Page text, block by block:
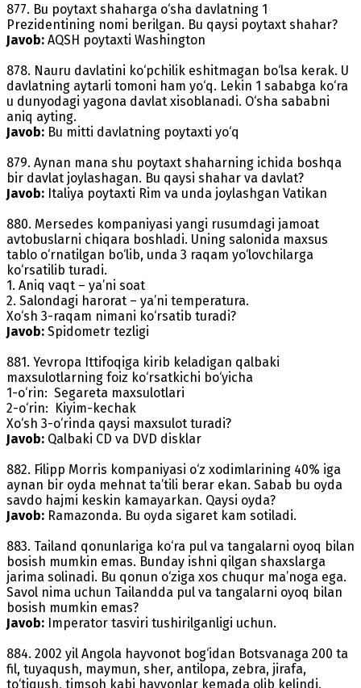
877. Bu poytaxt shaharga o‘sha davlatning 1
Prezidentining nomi berilgan. Bu qaysi poytaxt shahar?
Javob: AQSH poytaxti Washington
878. Nauru davlatini ko‘pchilik eshitmagan bo‘lsa kerak. U
davlatning aytarli tomoni ham yo‘q. Lekin 1 sababga ko‘ra
u dunyodagi yagona davlat xisoblanadi. O‘sha sababni
aniq ayting.
Javob: Bu mitti davlatning poytaxti yo‘q
879. Aynan mana shu poytaxt shaharning ichida boshqa
bir davlat joylashagan. Bu qaysi shahar va davlat?
Javob: Italiya poytaxti Rim va unda joylashgan Vatikan
880. Mersedes kompaniyasi yangi rusumdagi jamoat
avtobuslarni chiqara boshladi. Uning salonida maxsus
tablo o‘rnatilgan bo‘lib, unda 3 raqam yo‘lovchilarga
ko‘rsatilib turadi.
1. Aniq vaqt – ya’ni soat
2. Salondagi harorat – ya’ni temperatura.
Xo‘sh 3-raqam nimani ko‘rsatib turadi?
Javob: Spidometr tezligi
881. Yevropa Ittifoqiga kirib keladigan qalbaki
maxsulotlarning foiz ko‘rsatkichi bo‘yicha
1-o‘rin: Segareta maxsulotlari
2-o‘rin: Kiyim-kechak
Xo‘sh 3-o‘rinda qaysi maxsulot turadi?
Javob: Qalbaki CD va DVD disklar
882. Filipp Morris kompaniyasi o‘z xodimlarining 40% iga
aynan bir oyda mehnat ta’tili berar ekan. Sabab bu oyda
savdo hajmi keskin kamayarkan. Qaysi oyda?
Javob: Ramazonda. Bu oyda sigaret kam sotiladi.
883. Tailand qonunlariga ko‘ra pul va tangalarni oyoq bilan
bosish mumkin emas. Bunday ishni qilgan shaxslarga
jarima solinadi. Bu qonun o‘ziga xos chuqur ma’noga ega.
Savol nima uchun Tailandda pul va tangalarni oyoq bilan
bosish mumkin emas?
Javob: Imperator tasviri tushirilganligi uchun.
884. 2002 yil Angola hayvonot bog‘idan Botsvanaga 200 ta
fil, tuyaqush, maymun, sher, antilopa, zebra, jirafa,
to‘tiqush, timsoh kabi hayvonlar kemada olib kelindi.